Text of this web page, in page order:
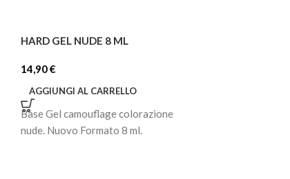
HARD GEL NUDE 8 ML
14,90€
AGGIUNGI AL CARRELLO
Base Gel camouflage colorazione
nude. Nuovo Formato 8 ml.